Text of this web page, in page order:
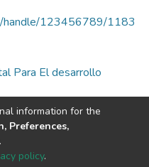
handle/123456789/1183
Para El desarrollo
information for the
Preferences,
.
policy.